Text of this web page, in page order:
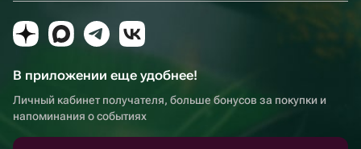
В приложении еще удобнее!
Личный кабинет получателя, больше бонусов за покупки и
напоминания о событиях